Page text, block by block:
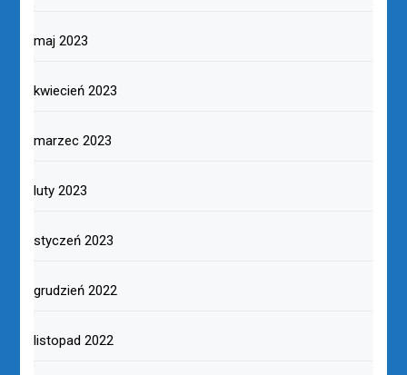
maj 2023
kwiecień 2023
marzec 2023
luty 2023
styczeń 2023
grudzień 2022
listopad 2022